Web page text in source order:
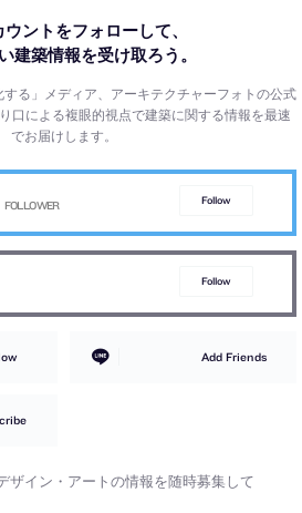
ントをフォローして、
建築情報を受け取ろう。
する」メディア、アーキテクチャーフォトの公式
口による複眼的視点で建築に関する情報を最速
でお届けします。
Follow
Follow
Add Friends
ザイン・アートの情報を随時募集して